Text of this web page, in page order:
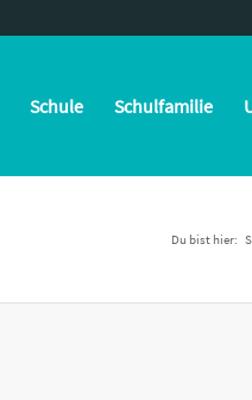
Schule Schulfamilie
Du bist hier: